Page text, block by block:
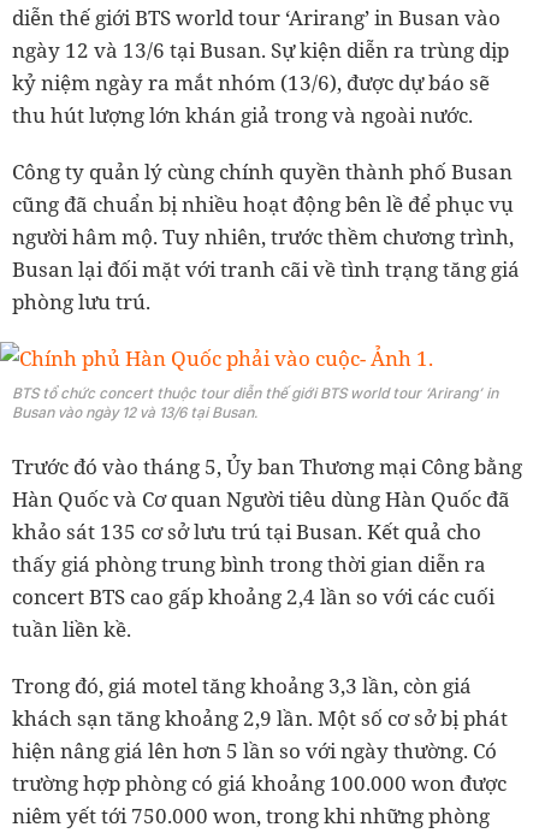
diễn thế giới BTS world tour ‘Arirang’ in Busan vào
ngày 12 và 13/6 tại Busan. Sự kiện diễn ra trùng dịp
kỷ niệm ngày ra mắt nhóm (13/6), được dự báo sẽ
thu hút lượng lớn khán giả trong và ngoài nước.
Công ty quản lý cùng chính quyền thành phố Busan
cũng đã chuẩn bị nhiều hoạt động bên lề để phục vụ
người hâm mộ. Tuy nhiên, trước thềm chương trình,
Busan lại đối mặt với tranh cãi về tình trạng tăng giá
phòng lưu trú.
BTS tổ chức concert thuộc tour diễn thế giới BTS world tour ‘Arirang’ in
Busan vào ngày 12 và 13/6 tại Busan.
Trước đó vào tháng 5, Ủy ban Thương mại Công bằng
Hàn Quốc và Cơ quan Người tiêu dùng Hàn Quốc đã
khảo sát 135 cơ sở lưu trú tại Busan. Kết quả cho
thấy giá phòng trung bình trong thời gian diễn ra
concert BTS cao gấp khoảng 2,4 lần so với các cuối
tuần liền kề.
Trong đó, giá motel tăng khoảng 3,3 lần, còn giá
khách sạn tăng khoảng 2,9 lần. Một số cơ sở bị phát
hiện nâng giá lên hơn 5 lần so với ngày thường. Có
trường hợp phòng có giá khoảng 100.000 won được
niêm yết tới 750.000 won, trong khi những phòng